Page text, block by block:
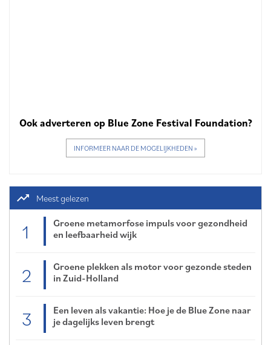
Ook adverteren op Blue Zone Festival Foundation?
INFORMEER NAAR DE MOGELIJKHEDEN »
trending_up Meest gelezen
1
Groene metamorfose impuls voor gezondheid
en leefbaarheid wijk
2
Groene plekken als motor voor gezonde steden
in Zuid-Holland
3
Een leven als vakantie: Hoe je de Blue Zone naar
je dagelijks leven brengt